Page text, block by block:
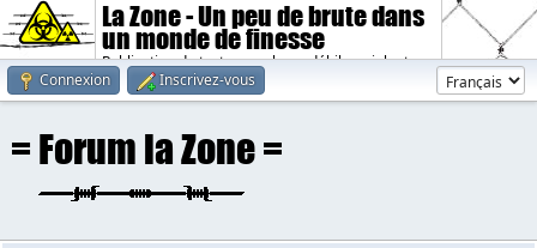
La Zone - Un peu de brute dans
un monde de finesse
Publication de textes sombres, débiles, violents.
Connexion
Inscrivez-vous